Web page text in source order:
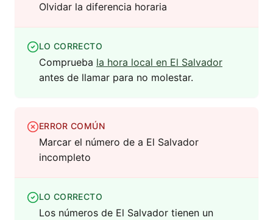
Olvidar la diferencia horaria
LO CORRECTO
Comprueba la hora local en El Salvador
antes de llamar para no molestar.
ERROR COMÚN
Marcar el número de a El Salvador
incompleto
LO CORRECTO
Los números de El Salvador tienen un